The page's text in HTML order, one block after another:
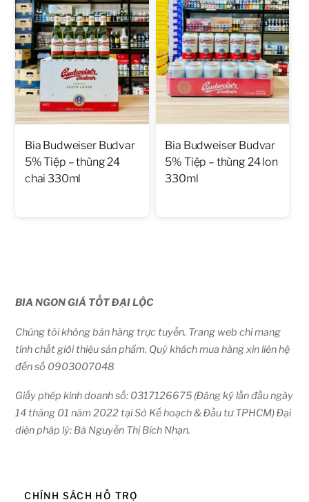
Bia Budweiser Budvar
5% Tiệp – thùng 24
chai 330ml
Bia Budweiser Budvar
5% Tiệp – thùng 24 lon
330ml
BIA NGON GIÁ TỐT ĐẠI LỘC
Chúng tôi không bán hàng trực tuyến. Trang web chỉ mang
tính chất giới thiệu sản phẩm. Quý khách mua hàng xin liên hệ
đến số 0903007048
Giấy phép kinh doanh số: 0317126675 (Đăng ký lần đầu ngày
14 tháng 01 năm 2022 tại Sở Kế hoạch & Đầu tư TPHCM) Đại
diện pháp lý: Bà Nguyễn Thị Bích Nhạn.
CHÍNH SÁCH HỖ TRỢ